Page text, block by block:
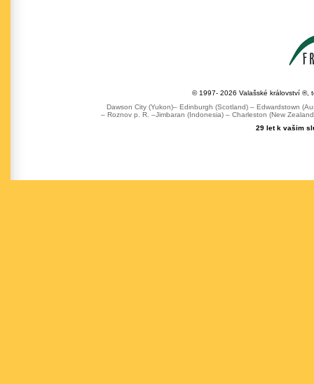
© 1997- 2026 Valašské království ®,
Dawson City (Yukon)– Edinburgh (Scotland) – Edwardstown
– Roznov p. R. –Jimbaran (Indonesia) – Charleston (New
29 let k vašim